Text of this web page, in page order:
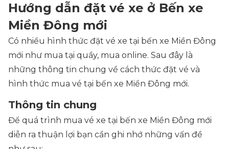
Hướng dẫn đặt vé xe ở Bến xe
Miền Đông mới
Có nhiều hình thức đặt vé xe tại bến xe Miền Đông
mới như mua tại quầy, mua online. Sau đây là
những thông tin chung về cách thức đặt vé và
hình thức mua vé tại bến xe Miền Đông mới.
Thông tin chung
Để quá trình mua vé xe tại bến xe Miền Đông mới
diễn ra thuận lợi bạn cần ghi nhớ những vấn đề